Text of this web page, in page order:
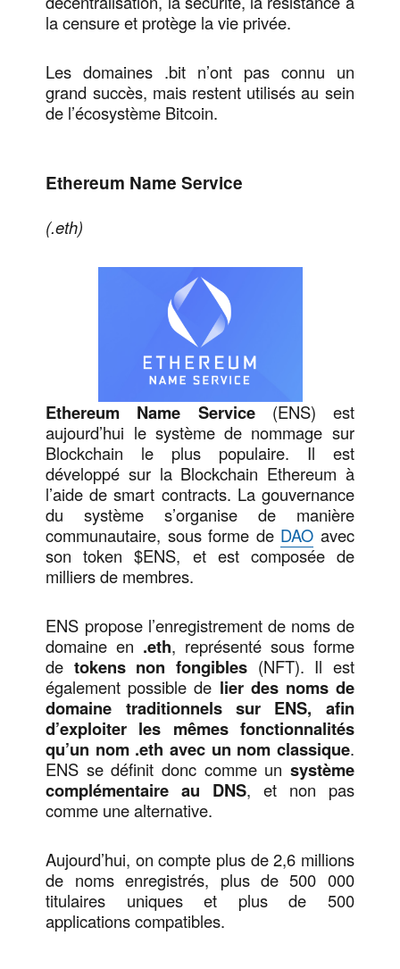
la censure et protège la vie privée.
Les domaines .bit n’ont pas connu un
grand succès, mais restent utilisés au sein
de l’écosystème Bitcoin.
Ethereum Name Service
(.eth)
Ethereum Name Service (ENS) est
aujourd’hui le système de nommage sur
Blockchain le plus populaire. Il est
développé sur la Blockchain Ethereum à
l’aide de smart contracts. La gouvernance
du système s’organise de manière
communautaire, sous forme de DAO avec
son token $ENS, et est composée de
milliers de membres.
ENS propose l’enregistrement de noms de
domaine en .eth, représenté sous forme
de tokens non fongibles (NFT). Il est
également possible de lier des noms de
domaine traditionnels sur ENS, afin
d’exploiter les mêmes fonctionnalités
qu’un nom .eth avec un nom classique.
ENS se définit donc comme un système
complémentaire au DNS, et non pas
comme une alternative.
Aujourd’hui, on compte plus de 2,6 millions
de noms enregistrés, plus de 500 000
titulaires uniques et plus de 500
applications compatibles.